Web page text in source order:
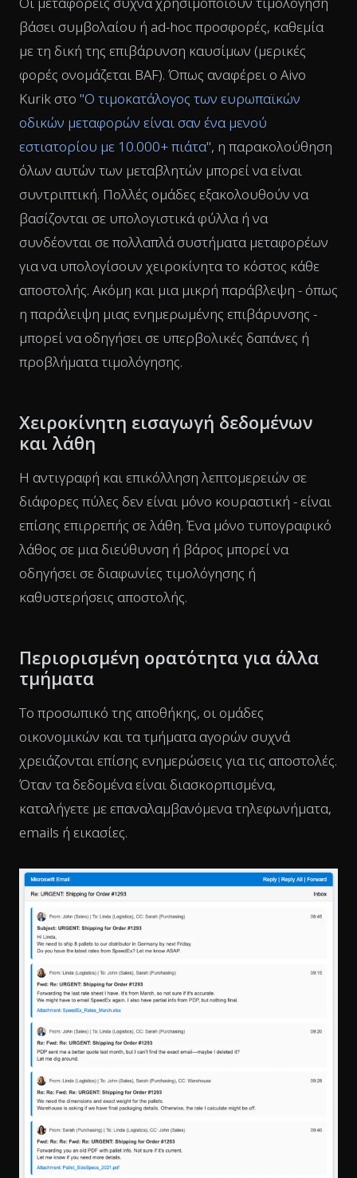
βάσει συμβολαίου ή ad-hoc προσφορές, καθεμία
με τη δική της επιβάρυνση καυσίμων (μερικές
φορές ονομάζεται BAF). Όπως αναφέρει ο Aivo
Kurik στο "Ο τιμοκατάλογος των ευρωπαϊκών
οδικών μεταφορών είναι σαν ένα μενού
εστιατορίου με 10.000+ πιάτα", η παρακολούθηση
όλων αυτών των μεταβλητών μπορεί να είναι
συντριπτική. Πολλές ομάδες εξακολουθούν να
βασίζονται σε υπολογιστικά φύλλα ή να
συνδέονται σε πολλαπλά συστήματα μεταφορέων
για να υπολογίσουν χειροκίνητα το κόστος κάθε
αποστολής. Ακόμη και μια μικρή παράβλεψη - όπως
η παράλειψη μιας ενημερωμένης επιβάρυνσης -
μπορεί να οδηγήσει σε υπερβολικές δαπάνες ή
προβλήματα τιμολόγησης.
Χειροκίνητη εισαγωγή δεδομένων
και λάθη
Η αντιγραφή και επικόλληση λεπτομερειών σε
διάφορες πύλες δεν είναι μόνο κουραστική - είναι
επίσης επιρρεπής σε λάθη. Ένα μόνο τυπογραφικό
λάθος σε μια διεύθυνση ή βάρος μπορεί να
οδηγήσει σε διαφωνίες τιμολόγησης ή
καθυστερήσεις αποστολής.
Περιορισμένη ορατότητα για άλλα
τμήματα
Το προσωπικό της αποθήκης, οι ομάδες
οικονομικών και τα τμήματα αγορών συχνά
χρειάζονται επίσης ενημερώσεις για τις αποστολές.
Όταν τα δεδομένα είναι διασκορπισμένα,
καταλήγετε με επαναλαμβανόμενα τηλεφωνήματα,
emails ή εικασίες.